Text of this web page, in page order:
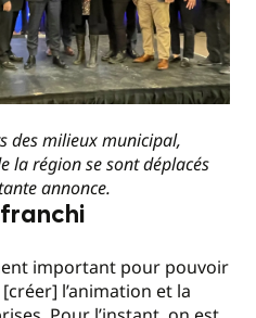
des milieux municipal,
la région se sont déplacés
annonce.
important pour pouvoir
l’animation et la